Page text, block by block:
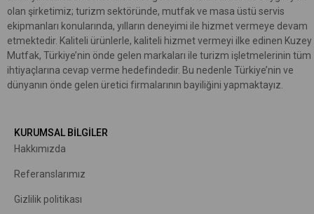
olan şirketimiz; turizm sektöründe, mutfak ve masa üstü servis
ekipmanları konularında, yılların deneyimi ile hizmet vermeye devam
etmektedir. Kaliteli ürünlerle, kaliteli hizmet vermeyi ilke edinen Kuzey
Mutfak, Türkiye’nin önde gelen markaları ile turizm işletmelerinin tüm
ihtiyaçlarına cevap verme hedefindedir. Bu nedenle Türkiye’nin ve
dünyanın önde gelen üretici firmalarının bayiliğini yapmaktayız.
KURUMSAL BİLGİLER
Hakkımızda
Referanslarımız
Gizlilik politikası